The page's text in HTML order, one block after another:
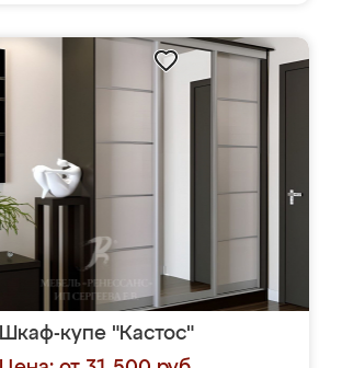
Шкаф-купе "Кастос"